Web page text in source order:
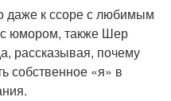
даже к ссоре с любимым
с юмором, также Шер
рассказывая, почему
собственное «я» в